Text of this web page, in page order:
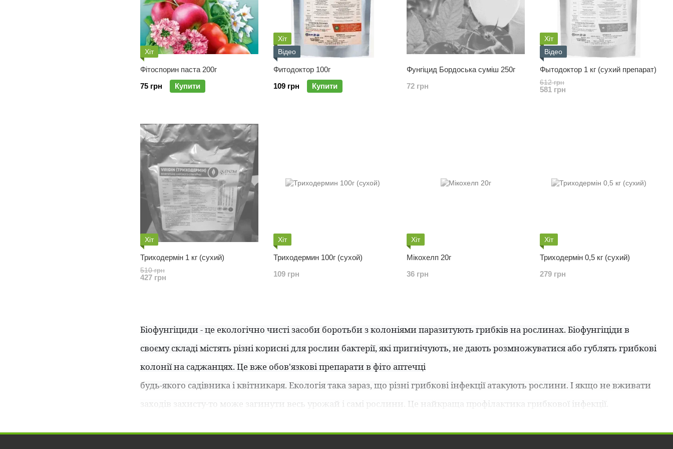
Біофунгіциди - це екологічно чисті засоби боротьби з колоніями паразитують грибків на рослинах. Біофунгіціди в
своєму складі містять різні корисні для рослин бактерії, які пригнічують, не дають розмножуватися або гублять грибкові
колонії на саджанцях. Це вже обов'язкові препарати в фіто аптечці
будь-якого садівника і квітникаря. Екологія така зараз, що різні грибкові інфекції атакують рослини. І якщо не вживати
заходів захисту-то може загинути весь урожай і самі рослини. Це найкраща профілактика грибкової інфекції.
Хіт
Фітоспорин паста 200г
75 грн
Купити
Хіт
Відео
Фитодоктор 100г
109 грн
Купити
Фунгіцид Бордоська суміш 250г
72 грн
Хіт
Відео
Фытодоктор 1 кг (сухий препарат)
612 грн
581 грн
Хіт
Триходермін 1 кг (сухий)
510 грн
427 грн
Хіт
Триходермин 100г (сухой)
109 грн
Хіт
Мікохелп 20г
36 грн
Хіт
Триходермін 0,5 кг (сухий)
279 грн